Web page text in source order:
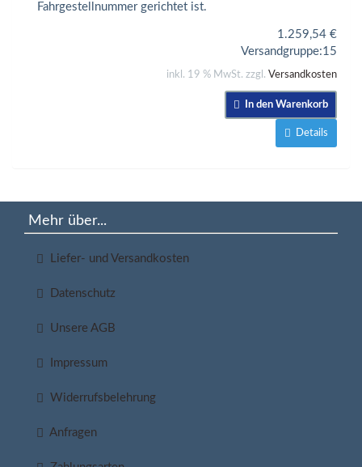
Fahrgestellnummer gerichtet ist.
1.259,54 €
Versandgruppe:15
inkl. 19 % MwSt. zzgl. Versandkosten
In den Warenkorb
Details
Mehr über...
Liefer- und Versandkosten
Datenschutz
Unsere AGB
Impressum
Widerrufsbelehrung
Anfragen